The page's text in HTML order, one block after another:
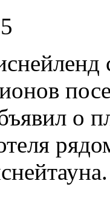
о